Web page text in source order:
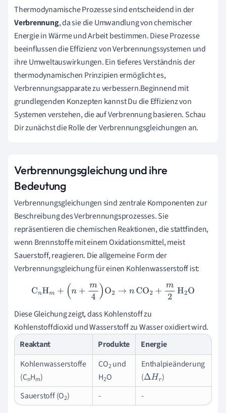
Thermodynamische Prozesse sind entscheidend in der
Verbrennung, da sie die Umwandlung von chemischer
Energie in Wärme und Arbeit bestimmen. Diese Prozesse
beeinflussen die Effizienz von Verbrennungssystemen und
ihre Umweltauswirkungen. Ein tieferes Verständnis der
thermodynamischen Prinzipien ermöglicht es,
Verbrennungsapparate zu verbessern.Beginnend mit
grundlegenden Konzepten kannst Du die Effizienz von
Systemen verstehen, die auf Verbrennung basieren. Schau
Dir zunächst die Rolle der Verbrennungsgleichungen an.
Verbrennungsgleichung und ihre
Bedeutung
Verbrennungsgleichungen sind zentrale Komponenten zur
Beschreibung des Verbrennungsprozesses. Sie
repräsentieren die chemischen Reaktionen, die stattfinden,
wenn Brennstoffe mit einem Oxidationsmittel, meist
Sauerstoff, reagieren. Die allgemeine Form der
Verbrennungsgleichung für einen Kohlenwasserstoff ist:
Cn Hm +(n+m 4)O2 →nCO2+m2 H2 O
Diese Gleichung zeigt, dass Kohlenstoff zu
Kohlenstoffdioxid und Wasserstoff zu Wasser oxidiert wird.
Reaktant
Produkte
Energie
Kohlenwasserstoffe
(CnHm)
CO2 und
H2O
Enthalpieänderung
(ΔHr )
Sauerstoff (O2) - -